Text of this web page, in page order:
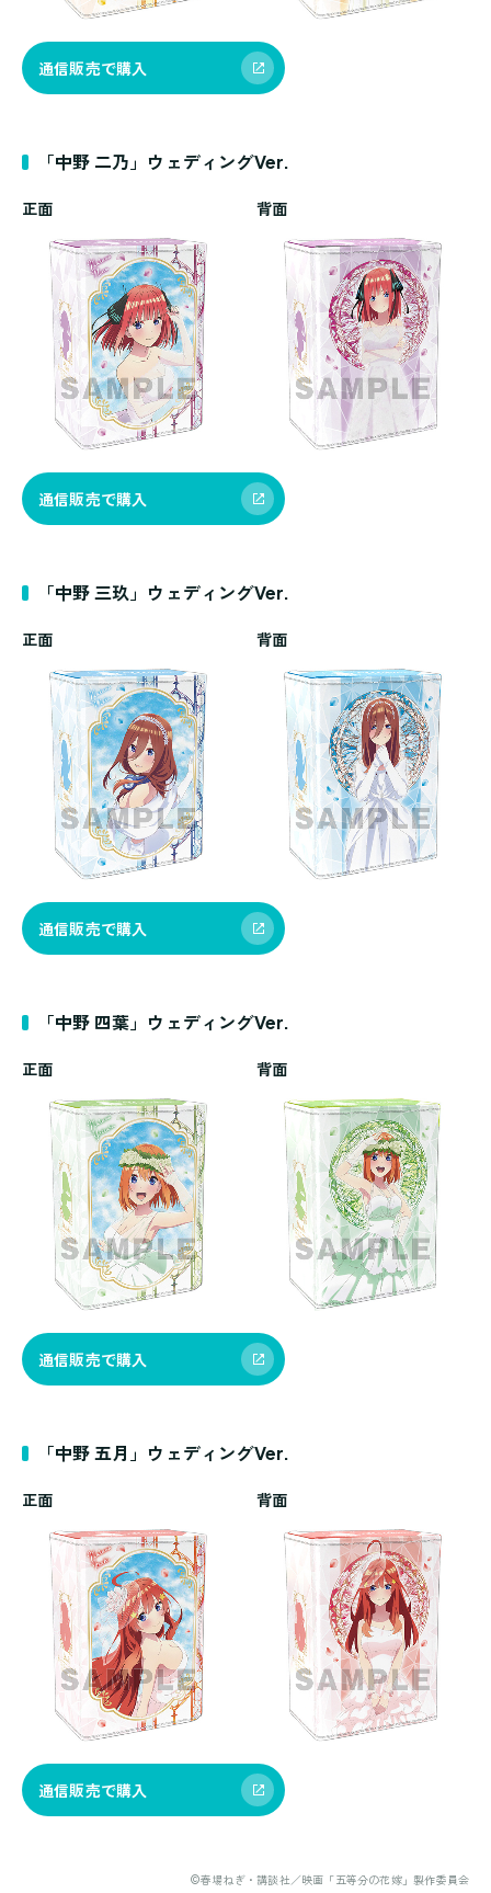
通信販売で購入
「中野 二乃」ウェディングVer.
正面 背面
通信販売で購入
「中野 三玖」ウェディングVer.
正面 背面
通信販売で購入
「中野 四葉」ウェディングVer.
正面 背面
通信販売で購入
「中野 五月」ウェディングVer.
正面 背面
通信販売で購入
©春場ねぎ・講談社／映画「五等分の花嫁」製作委員会